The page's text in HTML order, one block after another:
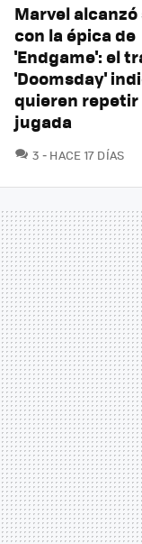
Marvel
con la épica de
'Endgame': el
'Doomsday'
quieren repetir
jugada
3 COMENTARIOS
HACE 17 DÍAS